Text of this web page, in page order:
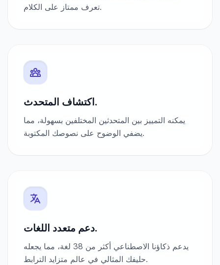
تعرف ممتاز على الكلام.
اكتشاف المتحدث.
يمكنه التمييز بين المتحدثين المختلفين بسهولة، مما
يضفي الوضوح على نصوصك المكتوبة.
دعم متعدد اللغات.
يدعم ذكاؤنا الاصطناعي أكثر من 38 لغة، مما يجعله
حليفك المثالي في عالم متزايد الترابط.